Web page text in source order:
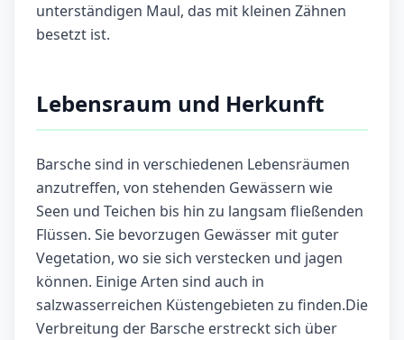
unterständigen Maul, das mit kleinen Zähnen
besetzt ist.
Lebensraum und Herkunft
Barsche sind in verschiedenen Lebensräumen
anzutreffen, von stehenden Gewässern wie
Seen und Teichen bis hin zu langsam fließenden
Flüssen. Sie bevorzugen Gewässer mit guter
Vegetation, wo sie sich verstecken und jagen
können. Einige Arten sind auch in
salzwasserreichen Küstengebieten zu finden.Die
Verbreitung der Barsche erstreckt sich über